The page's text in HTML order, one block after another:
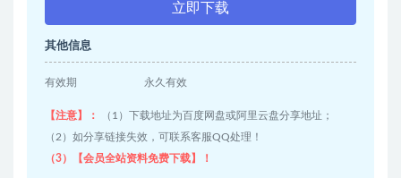
立即下载
其他信息
有效期 永久有效
【注意】：
（1）下载地址为百度网盘或阿里云盘分享地址；
（2）如分享链接失效，可联系客服QQ处理！
（3）【会员全站资料免费下载】！